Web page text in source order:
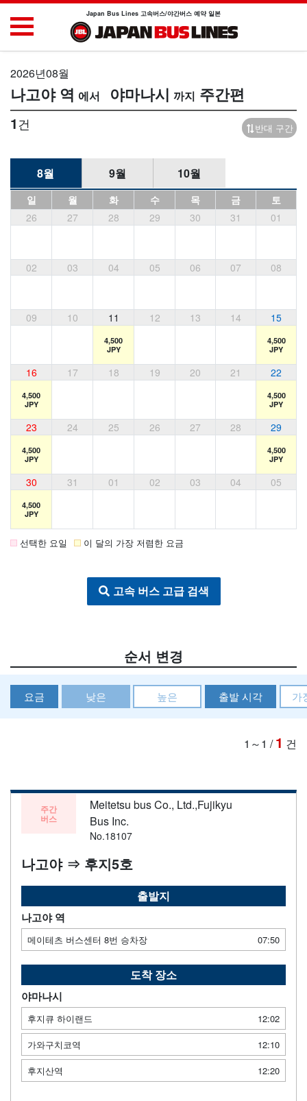
Japan Bus Lines 고속버스/야간버스 예약 일본
2026년08월
나고야 역 야마나시 주간편
1건 반대 구간
8월 9월 10월
일 월 화 수 목 금
토
26
27 28 29 30 31 01
02 03 04 05 06 07 08
09 10 11 12 13 14 15
4,500
JPY
4,500
JPY
16 17 18 19 20 21 22
4,500
JPY
4,500
JPY
23 24 25 26 27 28 29
4,500
JPY
4,500
JPY
30 31 01 02 03 04 05
4,500
JPY
선택한 요일 이 달의 가장 저렴한 요금
고속 버스 고급 검색
순서 변경
요금 낮은 높은 출발 시각 가
1～1 /1 건
주간
버스
Meitetsu bus Co., Ltd.,Fujikyu
Bus Inc.
No.18107
나고야 ⇒ 후지5호
출발지
나고야 역
메이테츠 버스센터 8번 승차장 07:50
도착 장소
야마나시
후지큐 하이랜드
12:02
가와구치코역
12:10
후지산역
12:20